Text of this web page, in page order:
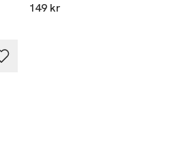
149 kr